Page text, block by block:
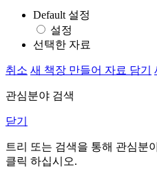
Default 설정
설정
선택한 자료
취소 새 책장 만들어 자료 담기
관심분야 검색
닫기
트리 또는 검색을 통해 관심분
클릭 하십시오.